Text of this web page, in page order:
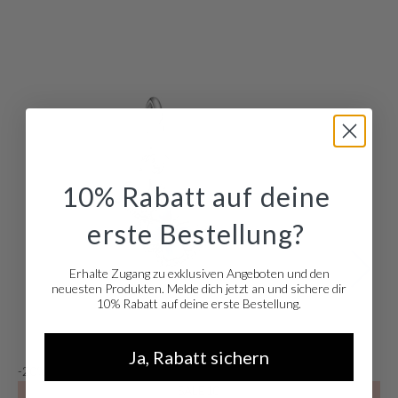
-20%
10% Rabatt auf deine
erste Bestellung?
Erhalte Zugang zu exklusiven Angeboten und den
neuesten Produkten. Melde dich jetzt an und sichere dir
10% Rabatt auf deine erste Bestellung.
Ja, Rabatt sichern